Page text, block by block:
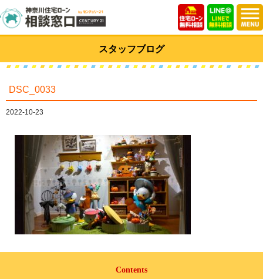
スタッフブログ
DSC_0033
2022-10-23
Contents